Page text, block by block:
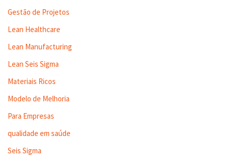
Gestão de Projetos
Lean Healthcare
Lean Manufacturing
Lean Seis Sigma
Materiais Ricos
Modelo de Melhoria
Para Empresas
qualidade em saúde
Seis Sigma